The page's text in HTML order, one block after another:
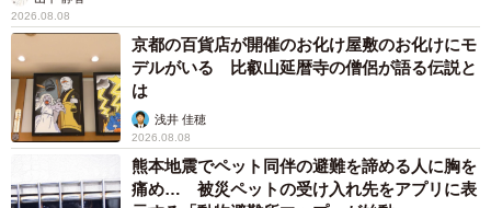
5/8
2026.08.08
京都の百貨店が開催のお化け屋敷のお化けにモ
デルがいる 比叡山延暦寺の僧侶が語る伝説と
は
浅井 佳穂
2026.08.08
熊本地震でペット同伴の避難を諦める人に胸を
痛め… 被災ペットの受け入れ先をアプリに表